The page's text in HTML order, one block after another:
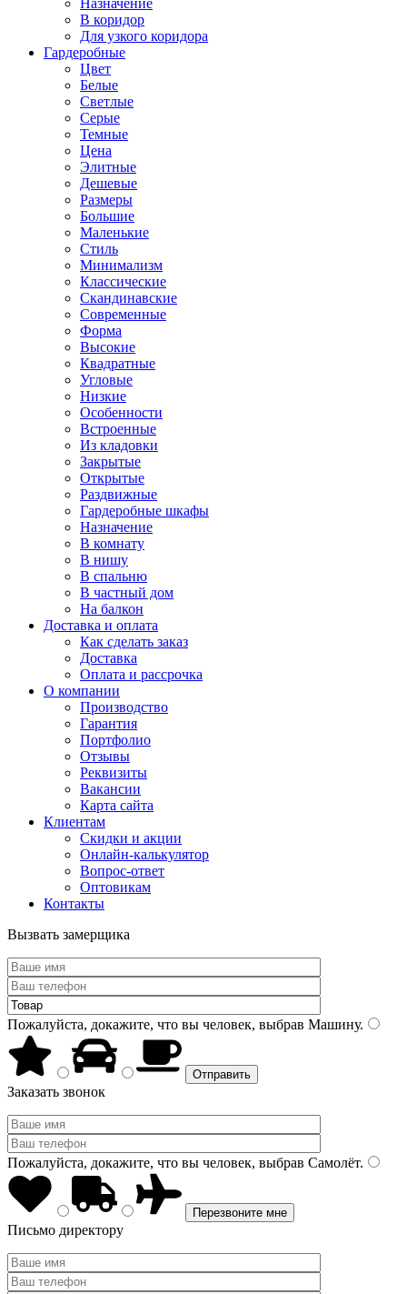
Назначение
В коридор
Для узкого коридора
Гардеробные
Цвет
Белые
Светлые
Серые
Темные
Цена
Элитные
Дешевые
Размеры
Большие
Маленькие
Стиль
Минимализм
Классические
Скандинавские
Современные
Форма
Высокие
Квадратные
Угловые
Низкие
Особенности
Встроенные
Из кладовки
Закрытые
Открытые
Раздвижные
Гардеробные шкафы
Назначение
В комнату
В нишу
В спальню
В частный дом
На балкон
Доставка и оплата
Как сделать заказ
Доставка
Оплата и рассрочка
О компании
Производство
Гарантия
Портфолио
Отзывы
Реквизиты
Вакансии
Карта сайта
Клиентам
Скидки и акции
Онлайн-калькулятор
Вопрос-ответ
Оптовикам
Контакты
Вызвать замерщика
Пожалуйста, докажите, что вы человек, выбрав Машину.
Заказать звонок
Пожалуйста, докажите, что вы человек, выбрав Самолёт.
Письмо директору